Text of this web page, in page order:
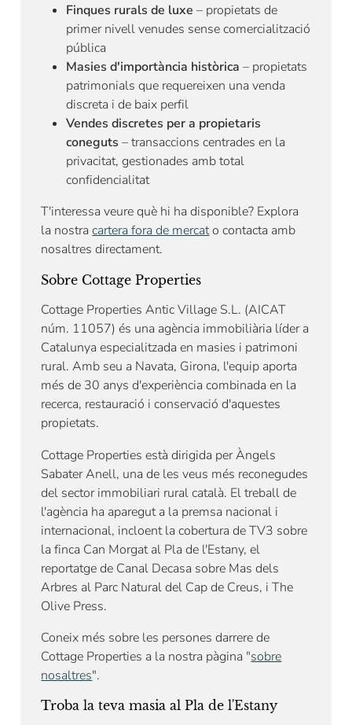
Finques rurals de luxe – propietats de
primer nivell venudes sense comercialització
pública
Masies d'importància històrica – propietats
patrimonials que requereixen una venda
discreta i de baix perfil
Vendes discretes per a propietaris
coneguts – transaccions centrades en la
privacitat, gestionades amb total
confidencialitat
T'interessa veure què hi ha disponible? Explora
la nostracartera fora de mercato contacta amb
nosaltres directament.
Sobre Cottage Properties
Cottage Properties Antic Village S.L. (AICAT
núm. 11057) és una agència immobiliària líder a
Catalunya especialitzada en masies i patrimoni
rural. Amb seu a Navata, Girona, l'equip aporta
més de 30 anys d'experiència combinada en la
recerca, restauració i conservació d'aquestes
propietats.
Cottage Properties està dirigida per Àngels
Sabater Anell, una de les veus més reconegudes
del sector immobiliari rural català. El treball de
l'agència ha aparegut a la premsa nacional i
internacional, incloent la cobertura de TV3 sobre
la finca Can Morgat al Pla de l'Estany, el
reportatge de Canal Decasa sobre Mas dels
Arbres al Parc Natural del Cap de Creus, i The
Olive Press.
Coneix més sobre les persones darrere de
Cottage Properties a la nostra pàgina "sobre
nosaltres".
Troba la teva masia al Pla de l'Estany